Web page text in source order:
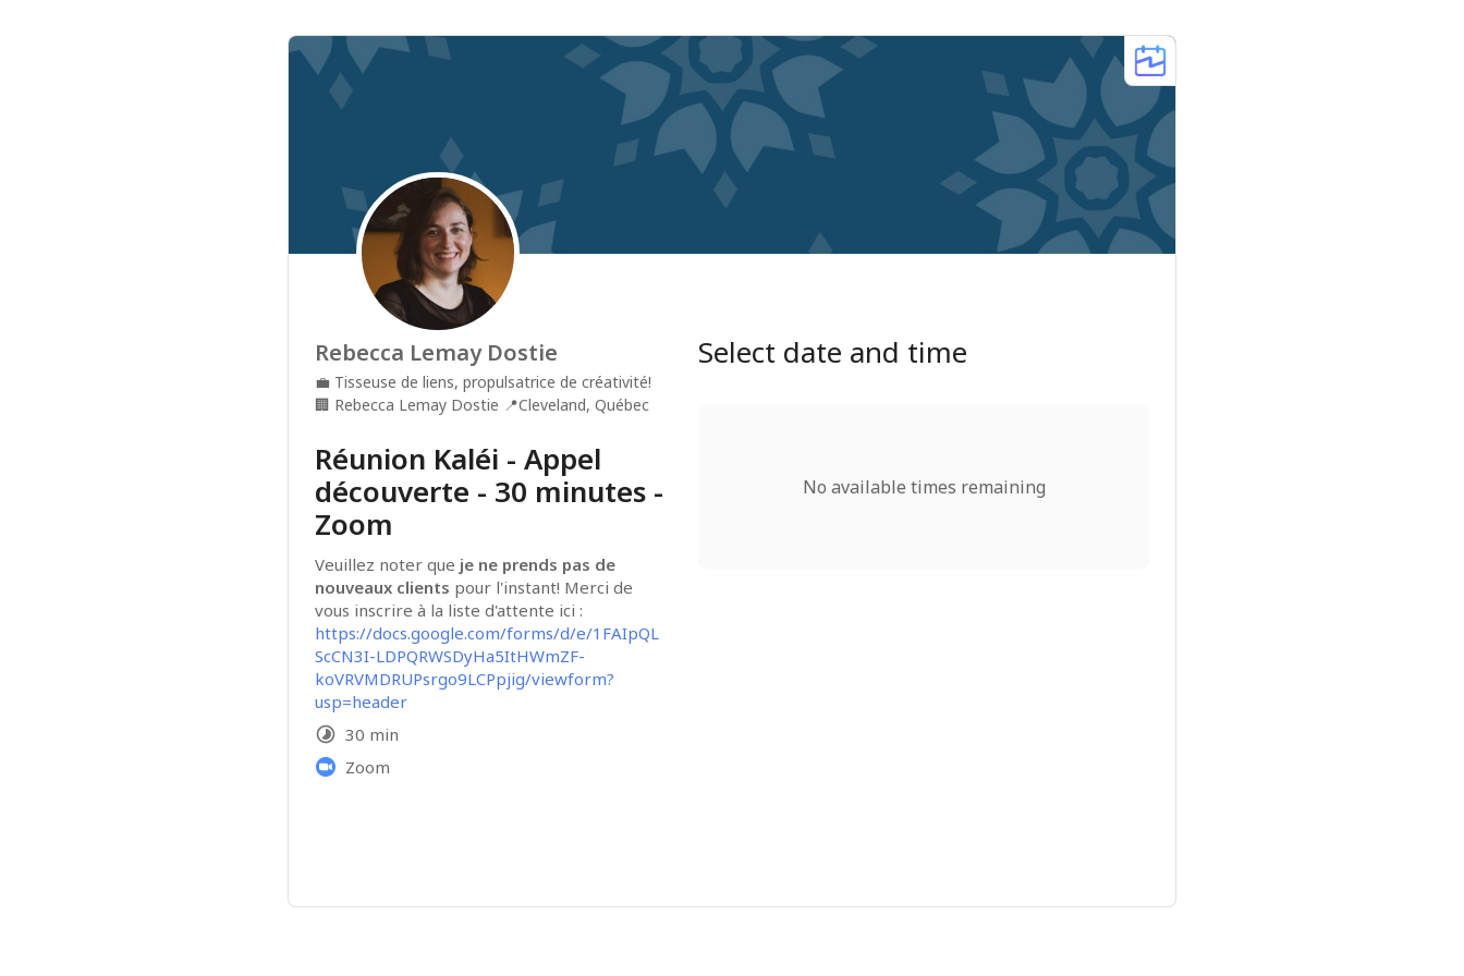
Rebecca Lemay Dostie
💼 Tisseuse de liens, propulsatrice de créativité!
🏢 Rebecca Lemay Dostie 📍Cleveland, Québec
Réunion Kaléi - Appel
découverte - 30 minutes -
Zoom
Veuillez noter que je ne prends pas de
nouveaux clients pour l'instant! Merci de
https://docs.google.com/forms/d/e/1FAIpQL
ScCN3I-LDPQRWSDyHa5ItHWmZF-
koVRVMDRUPsrgo9LCPpjig/viewform?
usp=header
30 min
Zoom
Select date and time
No available times remaining